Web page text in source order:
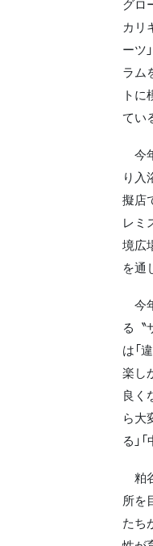
グロ
カリ
ーツ
ラム
ト
てい
今
り入
擬店
レミ
境広
を通
今
る〝
は「
楽し
良く
ら大
る」
粕
所を
たち